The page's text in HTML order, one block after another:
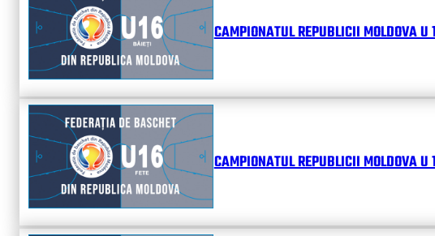
CAMPIONATUL REPUBLICII MOLDOVA
CAMPIONATUL REPUBLICII MOLDOVA